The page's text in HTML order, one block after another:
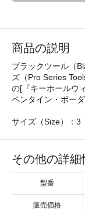
商品の説明
ブラックツール（
ズ（Pro Series
の[『キーホールウ
ペンタイン・ボー
サイズ（Size）：3
その他の詳細
型番
販売価格